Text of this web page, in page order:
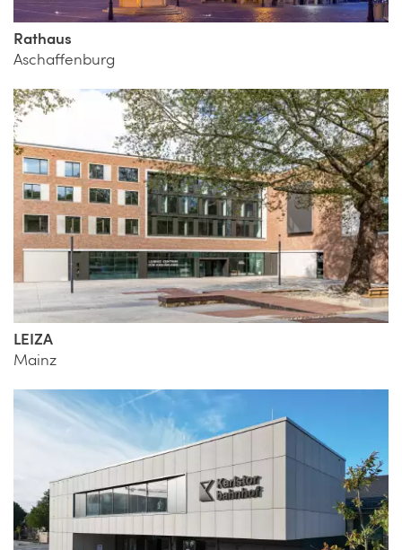
Rathaus
Aschaffenburg
LEIZA
Mainz